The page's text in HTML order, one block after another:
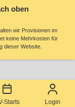
Starts Login
oben
wir Provisionen im
keine Mehrkosten für
dieser Website.